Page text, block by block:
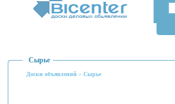
Сырье
Доски объявлений » Сырье